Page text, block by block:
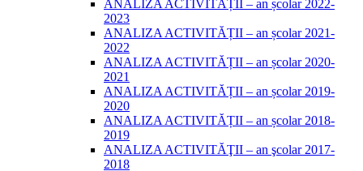
ANALIZA ACTIVITĂȚII – an școlar 2022-
2023
ANALIZA ACTIVITĂȚII – an școlar 2021-
2022
ANALIZA ACTIVITĂȚII – an școlar 2020-
2021
ANALIZA ACTIVITĂȚII – an școlar 2019-
2020
ANALIZA ACTIVITĂȚII – an școlar 2018-
2019
ANALIZA ACTIVITĂŢII – an şcolar 2017-
2018